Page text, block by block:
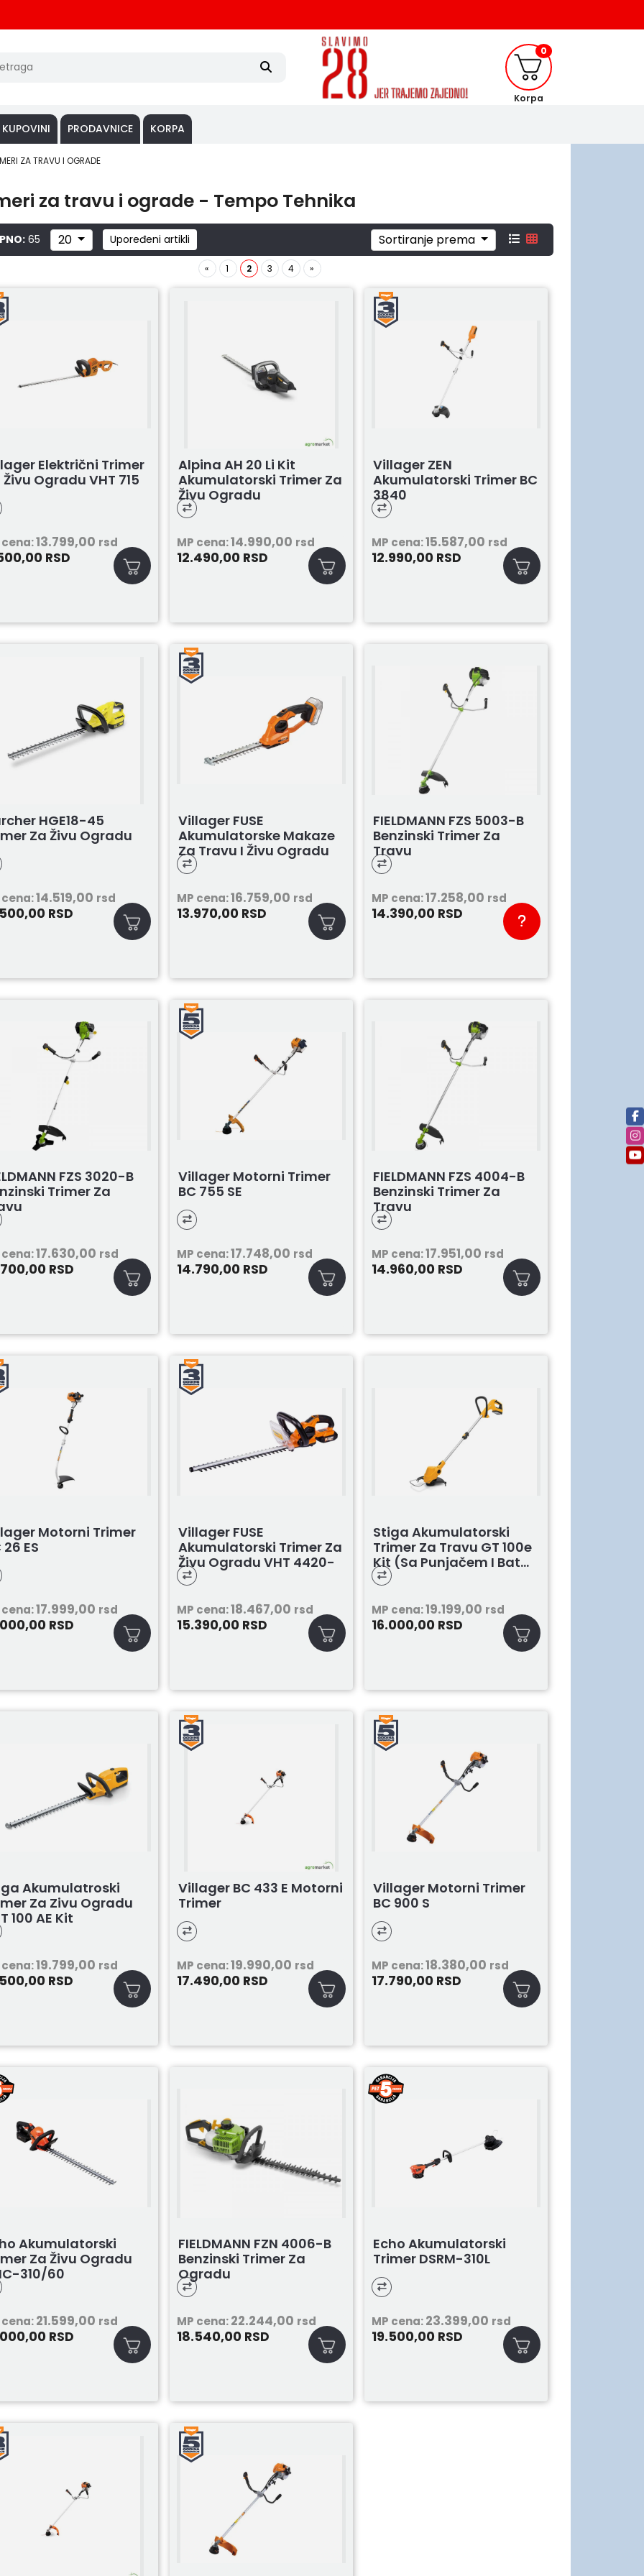
0
Korpa
KUPOVINI PRODAVNICE KORPA
ZA TRAVU I OGRADE
za travu i ograde - Tempo Tehnika
65 20 Upoređeni artikli Sortiranje prema
« 1 2 3 4 »
Električni Trimer
Živu Ogradu VHT 715
cena:13.799,00 rsd
RSD
Alpina AH 20 Li Kit
Akumulatorski Trimer Za
Živu Ogradu
MP cena:14.990,00 rsd
12.490,00 RSD
Villager ZEN
Akumulatorski Trimer BC
3840
MP cena:15.587,00 rsd
12.990,00 RSD
HGE18-45
Za Živu Ogradu
cena:14.519,00 rsd
RSD
Villager FUSE
Akumulatorske Makaze
Za Travu I Živu Ogradu
VCS 7620...
MP cena:16.759,00 rsd
13.970,00 RSD
FIELDMANN FZS 5003-B
Benzinski Trimer Za
Travu
MP cena:17.258,00 rsd
14.390,00 RSD
FZS 3020-B
Trimer Za
cena:17.630,00 rsd
RSD
Villager Motorni Trimer
BC 755 SE
MP cena:17.748,00 rsd
14.790,00 RSD
FIELDMANN FZS 4004-B
Benzinski Trimer Za
Travu
MP cena:17.951,00 rsd
14.960,00 RSD
Motorni Trimer
26 ES
cena:17.999,00 rsd
RSD
Villager FUSE
Akumulatorski Trimer Za
Živu Ogradu VHT 4420-
1BCB
MP cena:18.467,00 rsd
15.390,00 RSD
Stiga Akumulatorski
Trimer Za Travu GT 100e
Kit (sa Punjačem I Bat...
MP cena:19.199,00 rsd
16.000,00 RSD
Akumulatroski
Za Zivu Ogradu
100 AE Kit
cena:19.799,00 rsd
RSD
Villager BC 433 E Motorni
Trimer
MP cena:19.990,00 rsd
17.490,00 RSD
Villager Motorni Trimer
BC 900 S
MP cena:18.380,00 rsd
17.790,00 RSD
Akumulatorski
Za Živu Ogradu
310/60
cena:21.599,00 rsd
RSD
FIELDMANN FZN 4006-B
Benzinski Trimer Za
Ogradu
MP cena:22.244,00 rsd
18.540,00 RSD
Echo Akumulatorski
Trimer DSRM-310L
MP cena:23.399,00 rsd
19.500,00 RSD